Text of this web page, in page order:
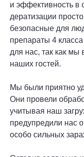
и эффективность в
дератизации
безопасные для
препараты 4
для нас, так как мы
наших гостей.
Мы были приятно
Они провели
учитывая наш
предупредили нас
особо сильных